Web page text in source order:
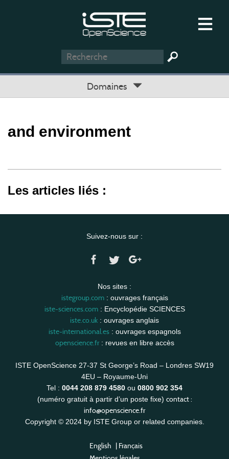
Domaines
and environment
Les articles liés :
Suivez-nous sur :
Nos sites :
istegroup.com: ouvrages français
iste-sciences.com: Encyclopédie SCIENCES
iste.co.uk : ouvrages anglais
iste-international.es: ouvrages espagnols
openscience.fr: revues en libre accès
ISTE OpenScience 27-37 St George’s Road – Londres SW19
4EU – Royaume-Uni
Tel : 0044 208 879 4580 ou 0800 902 354
(numéro gratuit à partir d’un poste fixe) contact :
info@openscience.fr
Copyright © 2024 by ISTE Group or related companies.
English | Français